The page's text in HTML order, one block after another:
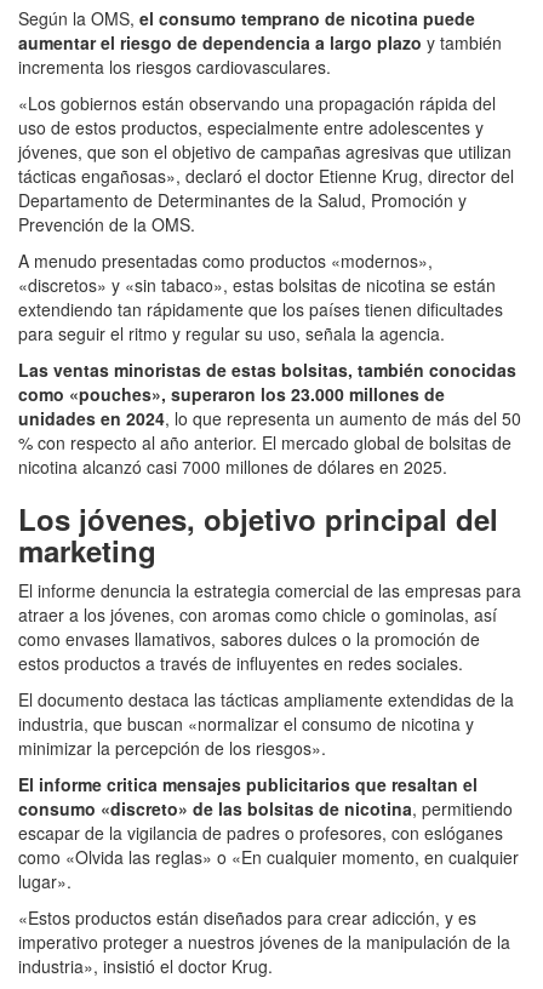
Según la OMS, el consumo temprano de nicotina puede
aumentar el riesgo de dependencia a largo plazo y también
incrementa los riesgos cardiovasculares.
«Los gobiernos están observando una propagación rápida del
uso de estos productos, especialmente entre adolescentes y
jóvenes, que son el objetivo de campañas agresivas que utilizan
tácticas engañosas», declaró el doctor Etienne Krug, director del
Departamento de Determinantes de la Salud, Promoción y
Prevención de la OMS.
A menudo presentadas como productos «modernos»,
«discretos» y «sin tabaco», estas bolsitas de nicotina se están
extendiendo tan rápidamente que los países tienen dificultades
para seguir el ritmo y regular su uso, señala la agencia.
Las ventas minoristas de estas bolsitas, también conocidas
como «pouches», superaron los 23.000 millones de
unidades en 2024, lo que representa un aumento de más del 50
% con respecto al año anterior. El mercado global de bolsitas de
nicotina alcanzó casi 7000 millones de dólares en 2025.
Los jóvenes, objetivo principal del
marketing
El informe denuncia la estrategia comercial de las empresas para
atraer a los jóvenes, con aromas como chicle o gominolas, así
como envases llamativos, sabores dulces o la promoción de
estos productos a través de influyentes en redes sociales.
El documento destaca las tácticas ampliamente extendidas de la
industria, que buscan «normalizar el consumo de nicotina y
minimizar la percepción de los riesgos».
El informe critica mensajes publicitarios que resaltan el
consumo «discreto» de las bolsitas de nicotina, permitiendo
escapar de la vigilancia de padres o profesores, con eslóganes
como «Olvida las reglas» o «En cualquier momento, en cualquier
lugar».
«Estos productos están diseñados para crear adicción, y es
imperativo proteger a nuestros jóvenes de la manipulación de la
industria», insistió el doctor Krug.